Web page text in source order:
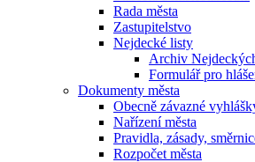
Rada města
Zastupitelstvo
Nejdecké listy
Archiv
Formulář pro
Dokumenty města
Obecně závazné
Nařízení města
Pravidla, zásady,
Rozpočet města